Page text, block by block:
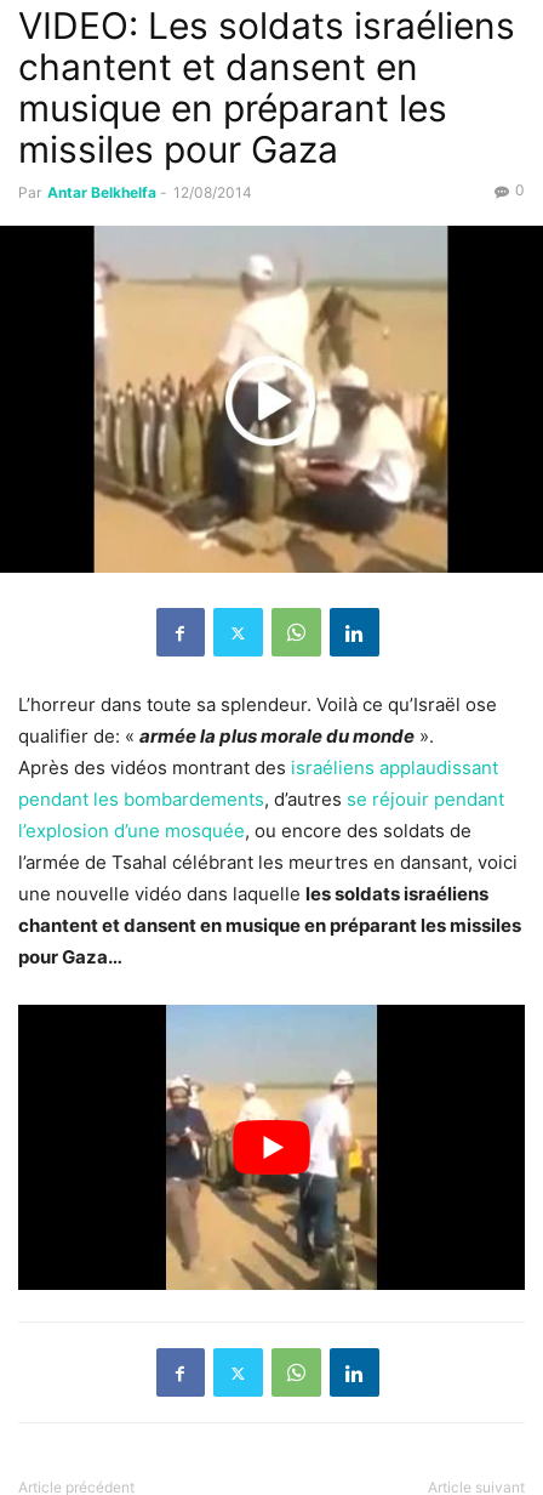
VIDEO: Les soldats israéliens
chantent et dansent en
musique en préparant les
missiles pour Gaza
Par Antar Belkhelfa - 12/08/2014 0
L’horreur dans toute sa splendeur. Voilà ce qu’Israël ose
qualifier de: « armée la plus morale du monde ».
Après des vidéos montrant des israéliens applaudissant
pendant les bombardements, d’autres se réjouir pendant
l’explosion d’une mosquée, ou encore des soldats de
l’armée de Tsahal célébrant les meurtres en dansant, voici
une nouvelle vidéo dans laquelle les soldats israéliens
chantent et dansent en musique en préparant les missiles
pour Gaza…
Article précédent Article suivant